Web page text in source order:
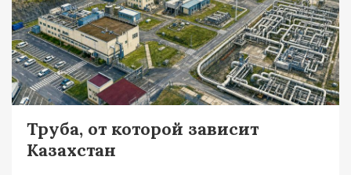
Труба, от которой зависит
Казахстан